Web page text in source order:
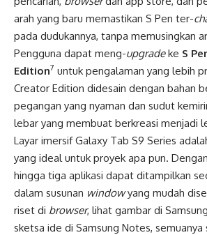
arah yang baru memastikan S Pen ter-
pada dudukannya, tanpa memusingkan
Pengguna dapat meng-upgradeke S
Edition7 untuk pengalaman yang lebih
Creator Edition didesain dengan bahan
pegangan yang nyaman dan sudut
lebar yang membuat berkreasi menjadi
Layar imersif Galaxy Tab S9 Series
yang ideal untuk proyek apa pun. Dengan
hingga tiga aplikasi dapat ditampilkan
dalam susunan windowyang mudah
riset di browser, lihat gambar di
sketsa ide di Samsung Notes, semuanya